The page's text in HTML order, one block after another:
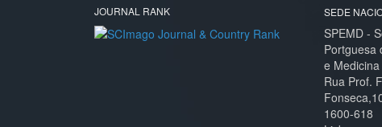
JOURNAL RANK SEDE
SPEMD -
Portguesa
e
Rua Prof.
1600-618